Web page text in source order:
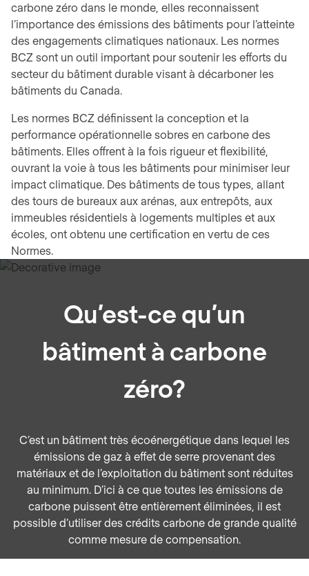
carbone zéro dans le monde, elles reconnaissent
l’importance des émissions des bâtiments pour l’atteinte
des engagements climatiques nationaux. Les normes
BCZ sont un outil important pour soutenir les efforts du
secteur du bâtiment durable visant à décarboner les
bâtiments du Canada.
Les normes BCZ définissent la conception et la
performance opérationnelle sobres en carbone des
bâtiments. Elles offrent à la fois rigueur et flexibilité,
ouvrant la voie à tous les bâtiments pour minimiser leur
impact climatique. Des bâtiments de tous types, allant
des tours de bureaux aux arénas, aux entrepôts, aux
immeubles résidentiels à logements multiples et aux
écoles, ont obtenu une certification en vertu de ces
Normes.
Qu’est-ce qu’un
bâtiment à carbone
zéro?
C’est un bâtiment très écoénergétique dans lequel les
émissions de gaz à effet de serre provenant des
matériaux et de l’exploitation du bâtiment sont réduites
au minimum. D’ici à ce que toutes les émissions de
carbone puissent être entièrement éliminées, il est
possible d’utiliser des crédits carbone de grande qualité
comme mesure de compensation.